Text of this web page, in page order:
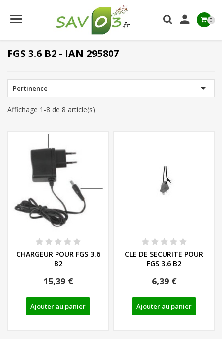
 0
FGS 3.6 B2 - IAN 295807
Pertinence 
Affichage 1-8 de 8 article(s)
CHARGEUR POUR FGS 3.6
B2
15,39 €
Ajouter au panier
CLE DE SECURITE POUR
FGS 3.6 B2
6,39 €
Ajouter au panier